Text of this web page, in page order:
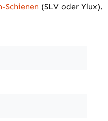
Schienen (SLV oder Ylux).